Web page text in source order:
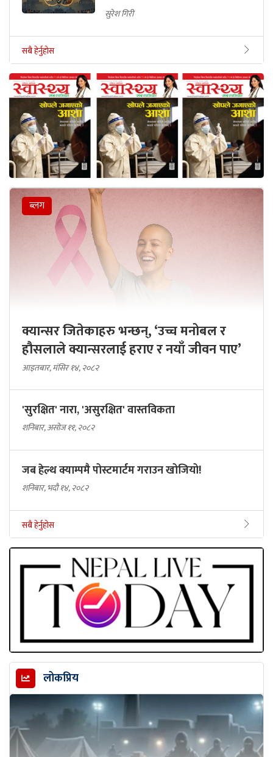
सुरेश गिरी
सबै हेर्नुहोस
ब्लग
क्यान्सर जितेकाहरु भन्छन्, ‘उच्च मनोबल र
हौसलाले क्यान्सरलाई हराए र नयाँ जीवन पाए’
आइतबार, मंसिर १४, २०८२
'सुरक्षित' नारा, 'असुरक्षित' वास्तविकता
शनिबार, असोज ११, २०८२
जब हेल्थ क्याम्पमै पोस्टमार्टम गराउन खोजियो!
शनिबार, भदौ १४, २०८२
सबै हेर्नुहोस
लोकप्रिय